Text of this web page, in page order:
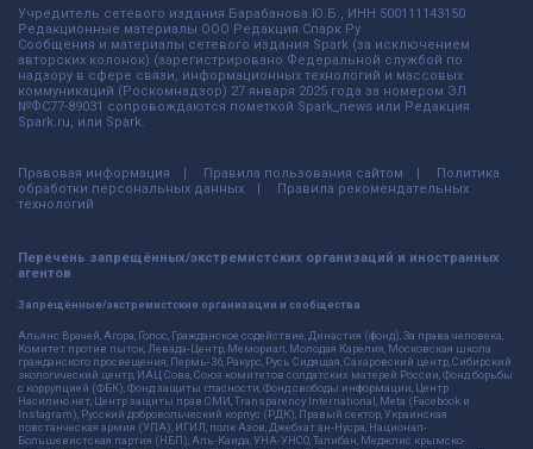
Учредитель сетевого издания Барабанова.Ю.Б., ИНН 500111143150
Редакционные материалы ООО Редакция Спарк Ру
Сообщения и материалы сетевого издания Spark (за исключением
авторских колонок) (зарегистрировано Федеральной службой по
надзору в сфере связи, информационных технологий и массовых
коммуникаций (Роскомнадзор) 27 января 2025 года за номером ЭЛ
№ФС77-89031 сопровождаются пометкой Spark_news или Редакция
Spark.ru, или Spark.
Правовая информация Правила пользования сайтом
Политика
обработки персональных данных
Правила рекомендательных
технологий
Перечень запрещённых/экстремистских организаций и иностранных
агентов
Запрещённые/экстремистские организации и сообщества
Альянс Врачей, Агора, Голос, Гражданское содействие, Династия (фонд), За права человека,
Комитет против пыток, Левада-Центр, Мемориал, Молодая Карелия, Московская школа
гражданского просвещения, Пермь-36, Ракурс, Русь Сидящая, Сахаровский центр, Сибирский
экологический центр, ИАЦ Сова, Союз комитетов солдатских матерей России, Фонд борьбы
с коррупцией (ФБК), Фонд защиты гласности, Фонд свободы информации, Центр
Насилию.нет, Центр защиты прав СМИ, Transparency International, Meta (Facebook и
Instagram), Русский добровольческий корпус (РДК), Правый сектор, Украинская
повстанческая армия (УПА), ИГИЛ, полк Азов, Джебхат ан-Нусра, Национал-
Большевистская партия (НБП), Аль-Каида, УНА-УНСО, Талибан, Меджлис крымско-